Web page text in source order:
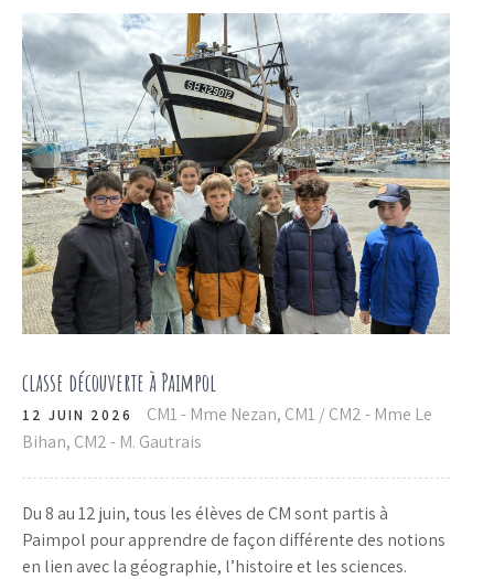
classe découverte à Paimpol
12 JUIN 2026 CM1 - Mme Nezan, CM1 / CM2 - Mme Le
Bihan, CM2 - M. Gautrais
Du 8 au 12 juin, tous les élèves de CM sont partis à
Paimpol pour apprendre de façon différente des notions
en lien avec la géographie, l’histoire et les sciences.